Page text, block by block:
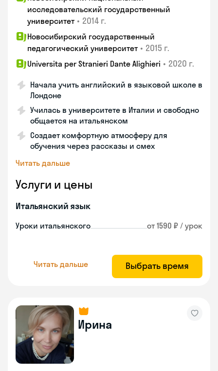
исследовательский государственный
университет • 2014 г.
Новосибирский государственный
педагогический университет • 2015 г.
Universita per Stranieri Dante Alighieri • 2020 г.
Начала учить английский в языковой школе в
Лондоне
Училась в университете в Италии и свободно
общается на итальянском
Создает комфортную атмосферу для
обучения через рассказы и смех
Читать дальше
Услуги и цены
Итальянский язык
Уроки итальянского от 1590 ₽ / урок
Читать дальше Выбрать время
Ирина